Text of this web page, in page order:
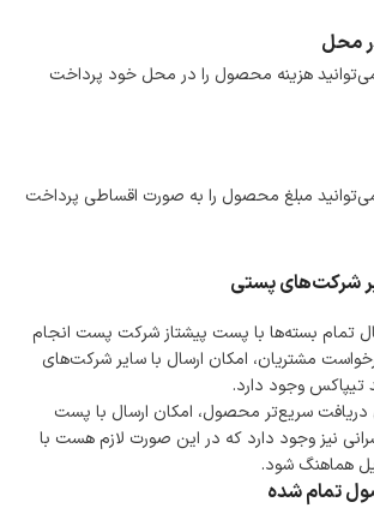
محل
هزینه محصول را در محل خود پرداخت
مبلغ محصول را به صورت اقساطی پرداخت
شرکت‌های پستی
تمام بسته‌ها با پست پیشتاز شرکت پست انجام
مشتریان، امکان ارسال با سایر شرکت‌های
وجود دارد.
دریافت سریع‌تر محصول، امکان ارسال با پست
نیز وجود دارد که در این صورت لازم هست با
هماهنگ شود.
تمام شده